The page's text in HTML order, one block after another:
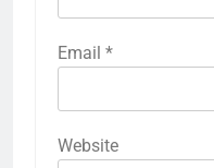
Email *
Website